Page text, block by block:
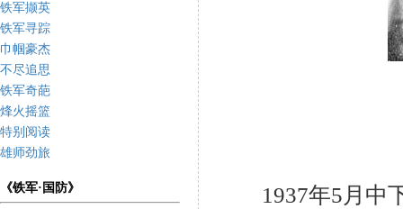
铁军撷英
铁军寻踪
巾帼豪杰
不尽追思
铁军奇葩
烽火摇篮
特别阅读
雄师劲旅
《铁军·国防》 1937年5月中